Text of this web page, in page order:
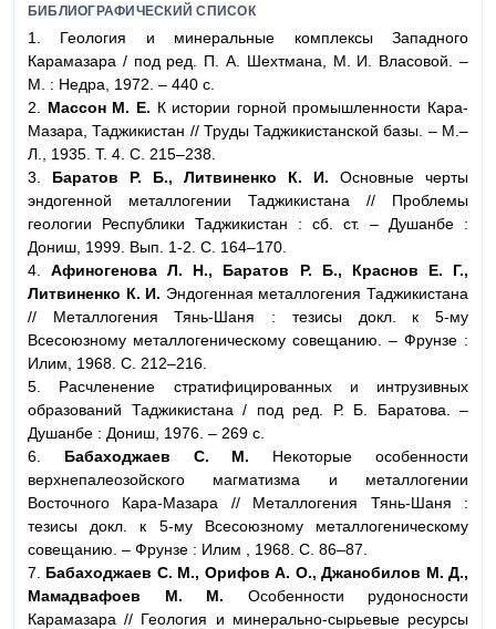
БИБЛИОГРАФИЧЕСКИЙ СПИСОК
1. Геология и минеральные комплексы Западного
Карамазара / под ред. П. А. Шехтмана, М. И. Власовой. –
М. : Недра, 1972. – 440 с.
2. Массон М. Е. К истории горной промышленности Кара-
Мазара, Таджикистан // Труды Таджикистанской базы. – М.–
Л., 1935. Т. 4. С. 215–238.
3.
Баратов Р. Б., Литвиненко К. И. Основные черты
эндогенной металлогении Таджикистана // Проблемы
геологии Республики Таджикистан : сб. ст. – Душанбе :
Дониш, 1999. Вып. 1-2. С. 164–170.
4.Афиногенова Л. Н., Баратов Р. Б., Краснов Е. Г.,
Литвиненко К. И. Эндогенная металлогения Таджикистана
// Металлогения Тянь-Шаня : тезисы докл. к 5-му
Всесоюзному металлогеническому совещанию. – Фрунзе :
Илим, 1968. С. 212–216.
5. Расчленение стратифицированных и интрузивных
образований Таджикистана / под ред. Р. Б. Баратова. –
Душанбе : Дониш, 1976. – 269 с.
6.
Бабаходжаев С. М. Некоторые особенности
верхнепалеозойского магматизма и металлогении
Восточного Кара-Мазара // Металлогения Тянь-Шаня :
тезисы докл. к 5-му Всесоюзному металлогеническому
совещанию. – Фрунзе : Илим , 1968. С. 86–87.
7. Бабаходжаев С. М., Орифов А. О., Джанобилов М. Д.,
Мамадвафоев М. М. Особенности рудоносности
Карамазара // Геология и минерально-сырьевые ресурсы